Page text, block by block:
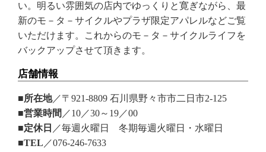
い。明るい雰囲気の店内でゆっくりと寛ぎながら、最
新のモ－タ－サイクルやプラザ限定アパレルなどご覧
いただけます。これからのモ－タ－サイクルライフを
バックアップさせて頂きます。
店舗情報
■所在地／〒921-8809 石川県​野々市市​二日市2-125​
■営業時間 ／10／30～19／00
■定休日 ／毎週火曜日 冬期毎週火曜日・水曜日
■TEL ／076-246-7633